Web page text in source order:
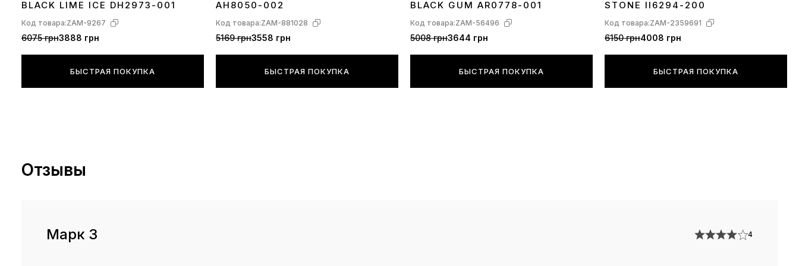
BLACK LIME ICE DH2973-001
Код товара:ZAM-9267
6075 грн3888 грн
БЫСТРАЯ ПОКУПКА
AH8050-002
Код товара:ZAM-881028
5169 грн3558 грн
БЫСТРАЯ ПОКУПКА
BLACK GUM AR0778-001
Код товара:ZAM-56496
5008 грн3644 грн
БЫСТРАЯ ПОКУПКА
STONE II6294-200
Код товара:ZAM-2359691
6150 грн4008 грн
БЫСТРАЯ ПОКУПКА
Отзывы
Марк З 4